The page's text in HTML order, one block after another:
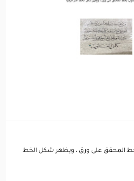
المحقق على ورق ، ويظهر شكل الخط